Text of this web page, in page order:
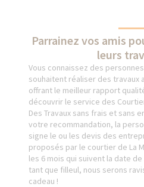
Parrainez vos amis
leurs
Vous connaissez des
souhaitent réaliser des travaux
offrant le meilleur rapport
découvrir le service des
Des Travaux sans frais et sans
votre recommandation, la
signe le ou les devis des
proposés par le courtier de La
les 6 mois qui suivent la date
tant que filleul, nous serons
cadeau !